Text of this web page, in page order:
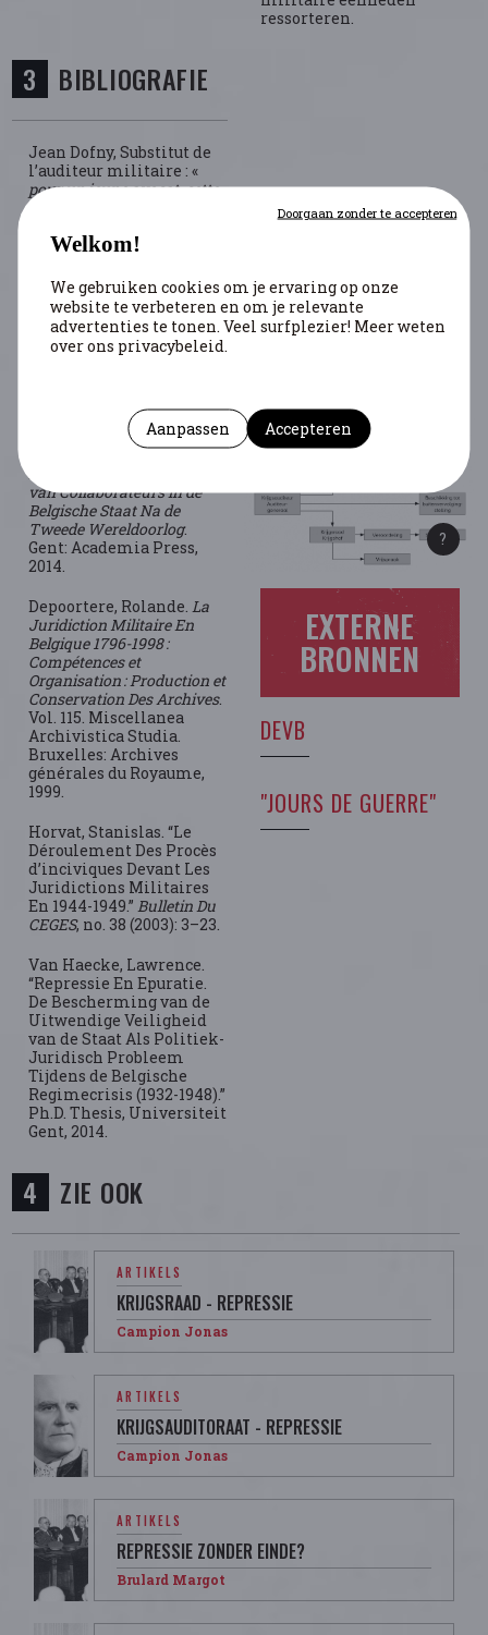
ressorteren.
BIBLIOGRAFIE
Jean Dofny, Substitut de
l’auditeur militaire : «
pour un jeune avocat, cette
atmosphère-là était assez
de guerre, 29/11/1994,
Aerts, Koen, Dirk Luyten,
Bart Willems, and Paul
Drossens.Was Opa Een
Nazi? Speuren Naar Het
Aerts, Koen. “Repressie
Zonder Maat of Einde?”
De Juridische Reïntegratie
van Collaborateurs in de
Belgische Staat Na de
Tweede Wereldoorlog.
Gent: Academia Press,
2014.
Depoortere, Rolande.La
Juridiction Militaire En
Belgique 1796-1998 :
Compétences et
Organisation : Production et
Conservation Des Archives.
Vol. 115. Miscellanea
Archivistica Studia.
Bruxelles: Archives
générales du Royaume,
1999.
Horvat, Stanislas. “Le
Déroulement Des Procès
d’inciviques Devant Les
Juridictions Militaires
En 1944-1949.”Bulletin Du
CEGES, no. 38 (2003): 3–23.
Van Haecke, Lawrence.
“Repressie En Epuratie.
De Bescherming van de
Uitwendige Veiligheid
van de Staat Als Politiek-
Juridisch Probleem
Tijdens de Belgische
Regimecrisis (1932-1948).”
Ph.D. Thesis, Universiteit
Gent, 2014.
EXTERNE
BRONNEN
DEVB
"JOURS DE GUERRE"
ZIE OOK
ARTIKELS
KRIJGSRAAD - REPRESSIE
Campion Jonas
ARTIKELS
KRIJGSAUDITORAAT - REPRESSIE
Campion Jonas
ARTIKELS
REPRESSIE ZONDER EINDE?
Brulard Margot
Welkom!
We gebruiken cookies om je ervaring op onze
website te verbeteren en om je relevante
advertenties te tonen. Veel surfplezier! Meer weten
over ons privacybeleid.
Aanpassen Accepteren
Doorgaan zonder te accepteren